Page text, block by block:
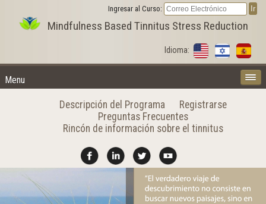
Mindfulness Based Tinnitus Stress Reduction
Idioma:
Menu
Ingresar al Curso:
Descripción del Programa
Registrarse
Preguntas Frecuentes
Rincón de información sobre el tinnitus